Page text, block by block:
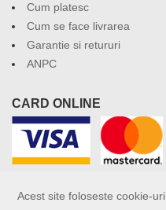
Cum platesc
Cum se face livrarea
Garantie si retururi
ANPC
CARD ONLINE
Acest site foloseste cookie-uri.